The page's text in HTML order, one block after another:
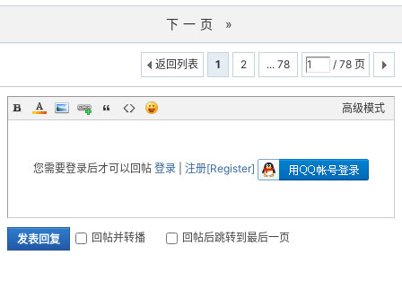
下一页 »
1 2 ... 78 / 78 页
返回列表
高级模式
您需要登录后才可以回帖 登录 注册[Register]
发表回复 回帖并转播 回帖后跳转到最后一页